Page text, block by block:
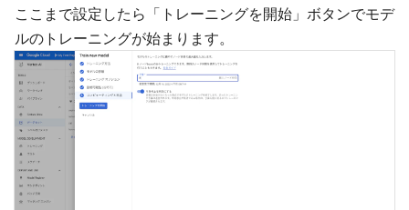
ここまで設定したら「トレーニングを開始」ボタンでモデ
ルのトレーニングが始まります。